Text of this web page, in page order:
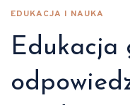
EDUKACJA I NAUKA
Edukacja